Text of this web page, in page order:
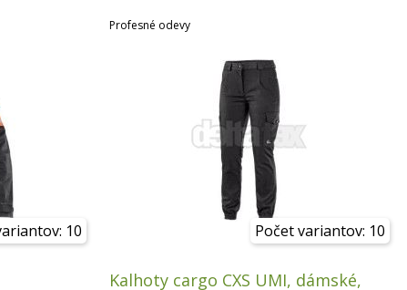
10
Profesné odevy
Počet variantov: 10
Kalhoty cargo CXS UMI, dámské,